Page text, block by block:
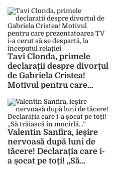
să mă iubească…”
Tavi Clonda, primele
declarații despre divorțul
de Gabriela Cristea!
Motivul pentru care
cerut să se despartă, la
începutul relației
Valentin Sanfira, ieșire
nervoasă după luni de
tăcere! Declarația care i-
a șocat pe toți! „Să